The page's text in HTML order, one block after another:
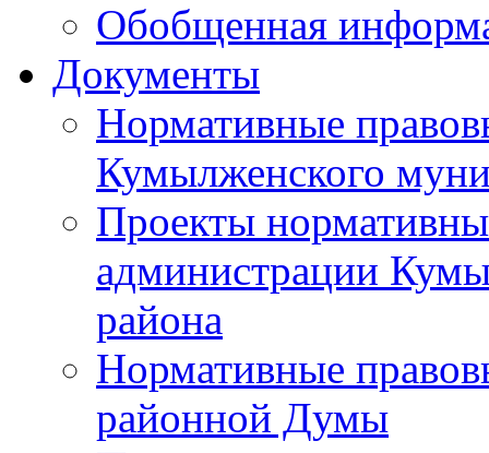
Обобщенная
Документы
Нормативные
Кумылженского
Проекты
администрации
района
Нормативные
районной Думы